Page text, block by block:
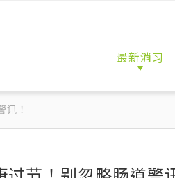
最新消习
媒体报
健检分
医师专
讯！